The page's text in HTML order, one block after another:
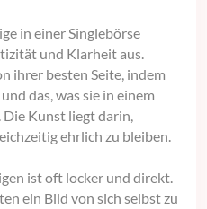
in einer Singlebörse
und Klarheit aus.
ihrer besten Seite, indem
das, was sie in einem
Die Kunst liegt darin,
ehrlich zu bleiben.
ist oft locker und direkt.
ein Bild von sich selbst zu